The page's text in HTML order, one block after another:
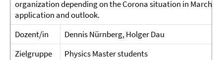
organization depending on the Corona situation in March).
application and outlook.
Dozent/in
Dennis Nürnberg, Holger Dau
Zielgruppe
Physics Master students